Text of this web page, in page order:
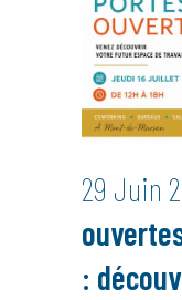
29 Juin
: